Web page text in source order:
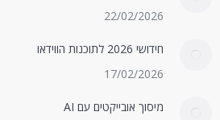
22/02/2026
חידושי 2026 לתוכנות הווידאו
17/02/2026
מיסוך אובייקטים עם AI